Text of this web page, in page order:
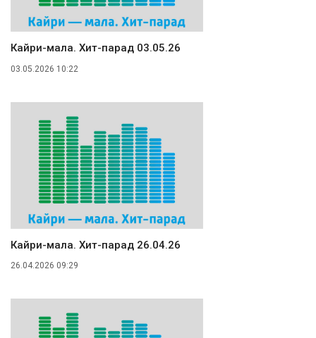
Кайри-мала. Хит-парад 03.05.26
03.05.2026 10:22
Кайри-мала. Хит-парад 26.04.26
26.04.2026 09:29